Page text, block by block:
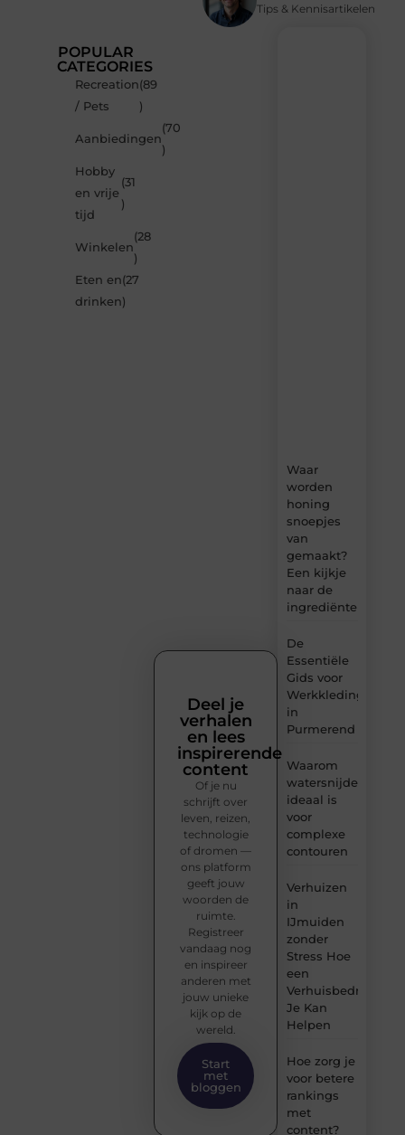
Tips & Kennisartikelen
POPULAR
CATEGORIES
Recreation
/ Pets
(89
)
Aanbiedingen
(70
)
Hobby
en vrije
tijd
(31
)
Winkelen
(28
)
Eten en
drinken
(27
)
Waar
worden
honing
snoepjes
van
gemaakt?
Een kijkje
naar de
ingrediënten
De
Essentiële
Gids voor
Werkkleding
in
Purmerend
Waarom
watersnijden
ideaal is
voor
complexe
contouren
Verhuizen
in
IJmuiden
zonder
Stress Hoe
een
Verhuisbedrijf
Je Kan
Helpen
Hoe zorg je
voor betere
rankings
met
content?
Deel je
verhalen
en lees
inspirerende
content
Of je nu
schrijft over
leven, reizen,
technologie
of dromen —
ons platform
geeft jouw
woorden de
ruimte.
Registreer
vandaag nog
en inspireer
anderen met
jouw unieke
kijk op de
wereld.
Start
met
bloggen